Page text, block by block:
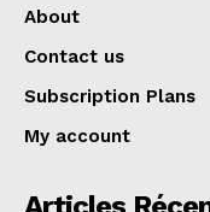
About
Contact us
Subscription Plans
My account